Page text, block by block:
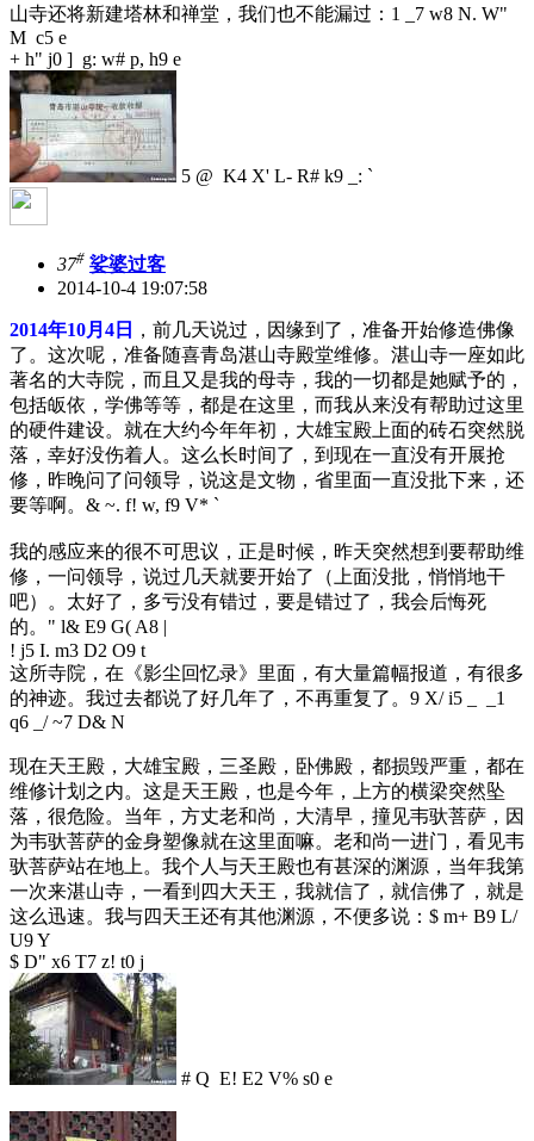
山寺还将新建塔林和禅堂，我们也不能漏过： 1 _7 w8 N. W"
M c5 e
+ h" j0 ] g: w# p, h9 e
5 @ K4 X' L- R# k9 _: `
37# 娑婆过客
2014-10-4 19:07:58
2014年10月4日
，前几天说过，因缘到了，准备开始修造佛像
了。这次呢，准备随喜青岛湛山寺殿堂维修。湛山寺一座如此
著名的大寺院，而且又是我的母寺，我的一切都是她赋予的，
包括皈依，学佛等等，都是在这里，而我从来没有帮助过这里
的硬件建设。就在大约今年年初，大雄宝殿上面的砖石突然脱
落，幸好没伤着人。这么长时间了，到现在一直没有开展抢
修，昨晚问了问领导，说这是文物，省里面一直没批下来，还
要等啊。 & ~. f! w, f9 V* `
我的感应来的很不可思议，正是时候，昨天突然想到要帮助维
修，一问领导，说过几天就要开始了（上面没批，悄悄地干
吧）。太好了，多亏没有错过，要是错过了，我会后悔死
的。 " l& E9 G( A8 |
! j5 I. m3 D2 O9 t
这所寺院，在《影尘回忆录》里面，有大量篇幅报道，有很多
的神迹。我过去都说了好几年了，不再重复了。 9 X/ i5 _ _1
q6 _/ ~7 D& N
现在天王殿，大雄宝殿，三圣殿，卧佛殿，都损毁严重，都在
维修计划之内。这是天王殿，也是今年，上方的横梁突然坠
落，很危险。当年，方丈老和尚，大清早，撞见韦驮菩萨，因
为韦驮菩萨的金身塑像就在这里面嘛。老和尚一进门，看见韦
驮菩萨站在地上。我个人与天王殿也有甚深的渊源，当年我第
一次来湛山寺，一看到四大天王，我就信了，就信佛了，就是
这么迅速。我与四天王还有其他渊源，不便多说： $ m+ B9 L/
U9 Y
$ D" x6 T7 z! t0 j
# Q E! E2 V% s0 e